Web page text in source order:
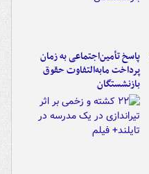
پاسخ تأمین‌اجتماعی به زمان
پرداخت مابه‌التفاوت حقوق
بازنشستگان